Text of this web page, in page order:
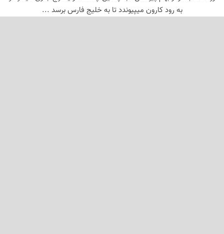
به رود کارون میپیوندد تا به خلیج فارس برسد ...